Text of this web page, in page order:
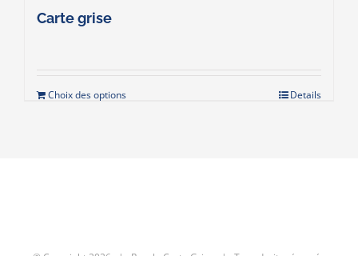
Carte grise
Choix des options Details